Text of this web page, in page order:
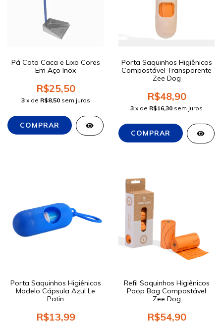
Pá Cata Caca e Lixo Cores
Em Aço Inox
R$25,50
3 x de R$8,50 sem juros
Porta Saquinhos Higiênicos
Compostável Transparente
Zee Dog
R$48,90
3 x de R$16,30 sem juros
Porta Saquinhos Higiênicos
Modelo Cápsula Azul Le
Patin
R$13,99
Refil Saquinhos Higiênicos
Poop Bag Compostável
Zee Dog
R$54,90